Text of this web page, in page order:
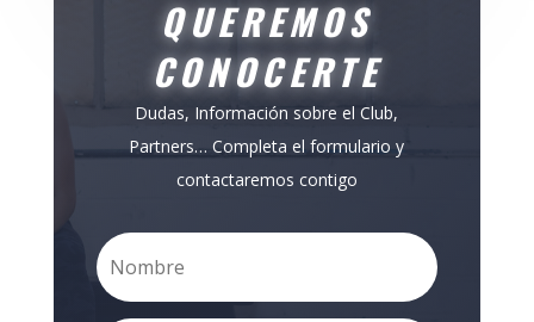
QUEREMOS
CONOCERTE
Dudas, Información sobre el Club,
Partners… Completa el formulario y
contactaremos contigo